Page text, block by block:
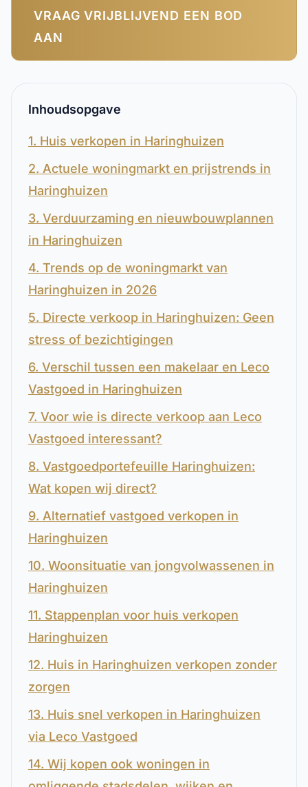
VRAAG VRIJBLIJVEND EEN BOD
AAN
Inhoudsopgave
1. Huis verkopen in Haringhuizen
2. Actuele woningmarkt en prijstrends in
Haringhuizen
3. Verduurzaming en nieuwbouwplannen
in Haringhuizen
4. Trends op de woningmarkt van
Haringhuizen in 2026
5. Directe verkoop in Haringhuizen: Geen
stress of bezichtigingen
6. Verschil tussen een makelaar en Leco
Vastgoed in Haringhuizen
7. Voor wie is directe verkoop aan Leco
Vastgoed interessant?
8. Vastgoedportefeuille Haringhuizen:
Wat kopen wij direct?
9. Alternatief vastgoed verkopen in
Haringhuizen
10. Woonsituatie van jongvolwassenen in
Haringhuizen
11. Stappenplan voor huis verkopen
Haringhuizen
12. Huis in Haringhuizen verkopen zonder
zorgen
13. Huis snel verkopen in Haringhuizen
via Leco Vastgoed
14. Wij kopen ook woningen in